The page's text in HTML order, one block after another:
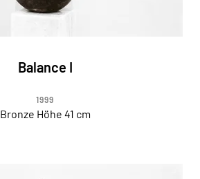
Balance I
1999
Bronze Höhe 41 cm